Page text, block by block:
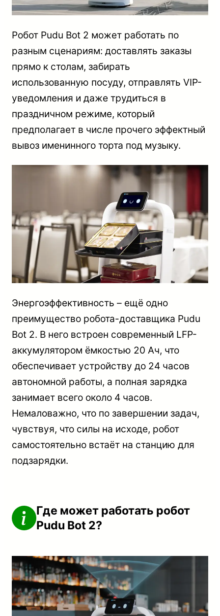
Робот Pudu Bot 2 может работать по
разным сценариям: доставлять заказы
прямо к столам, забирать
использованную посуду, отправлять VIP-
уведомления и даже трудиться в
праздничном режиме, который
предполагает в числе прочего эффектный
вывоз именинного торта под музыку.
Энергоэффективность – ещё одно
преимущество робота-доставщика Pudu
Bot 2. В него встроен современный LFP-
аккумулятором ёмкостью 20 Ач, что
обеспечивает устройству до 24 часов
автономной работы, а полная зарядка
занимает всего около 4 часов.
Немаловажно, что по завершении задач,
чувствуя, что силы на исходе, робот
самостоятельно встаёт на станцию для
подзарядки.
Где может работать робот
Pudu Bot 2?